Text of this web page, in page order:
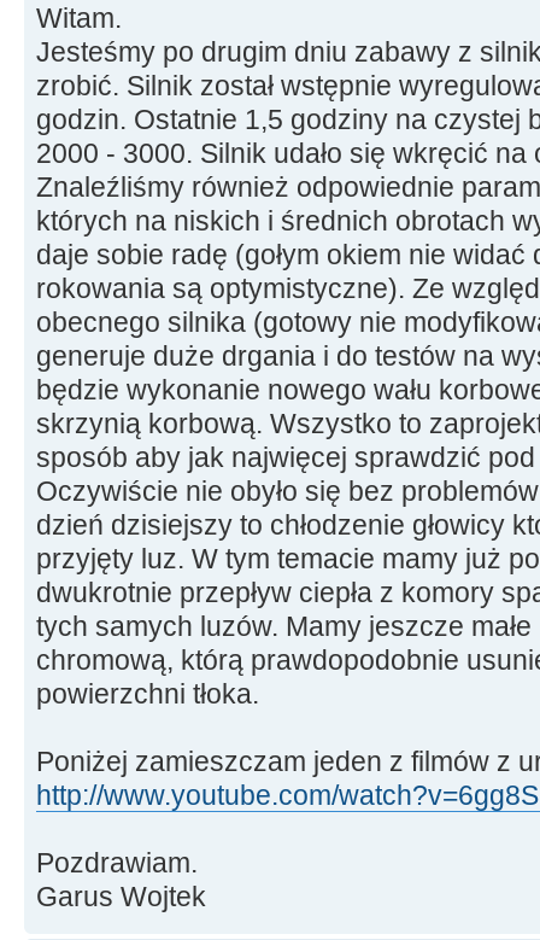
Witam.
Jesteśmy po drugim dniu zabawy z
zrobić. Silnik został wstępnie
godzin. Ostatnie 1,5 godziny na czystej
2000 - 3000. Silnik udało się wkręcić na
Znaleźliśmy również odpowiednie
których na niskich i średnich obrotach
daje sobie radę (gołym okiem nie widać
rokowania są optymistyczne). Ze
obecnego silnika (gotowy nie
generuje duże drgania i do testów na
będzie wykonanie nowego wału
skrzynią korbową. Wszystko to
sposób aby jak najwięcej sprawdzić
Oczywiście nie obyło się bez
dzień dzisiejszy to chłodzenie głowicy
przyjęty luz. W tym temacie mamy już
dwukrotnie przepływ ciepła z komory
tych samych luzów. Mamy jeszcze
chromową, którą prawdopodobnie
powierzchni tłoka.
Poniżej zamieszczam jeden z filmów z
http://www.youtube.com/
Pozdrawiam.
Garus Wojtek